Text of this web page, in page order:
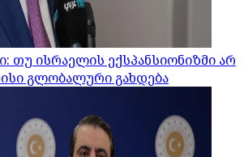
თუ ისრაელის ექსპანსიონიზმი არ
გლობალური გახდება